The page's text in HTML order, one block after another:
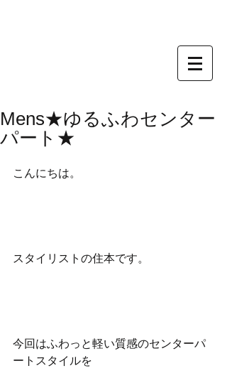
Mens★ゆるふわセンター
パート★
こんにちは。
スタイリストの住本です。
今回はふわっと軽い質感のセンターパ
ートスタイルを